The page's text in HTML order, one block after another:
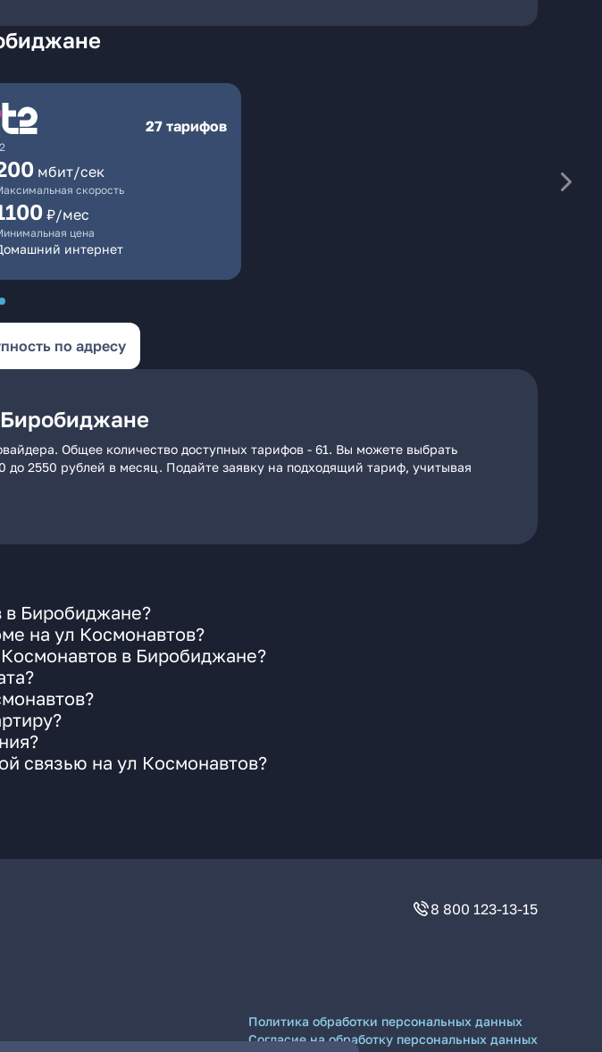
27 тарифов
мбит/сек
скорость
₽/мес
цена
интернет
по адресу
Общее количество доступных тарифов - 61. Вы можете выбрать
2550 рублей в месяц. Подайте заявку на подходящий тариф, учитывая
в Биробиджане?
на ул Космонавтов?
в Биробиджане?
связью на ул Космонавтов?
8 800 123-13-15
Политика обработки персональных данных
Согласие на обработку персональных данных